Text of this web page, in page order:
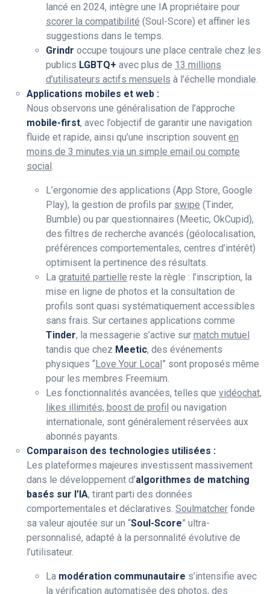
lancé en 2024, intègre une IA propriétaire pour
scorer la compatibilité (Soul-Score) et affiner les
suggestions dans le temps.
Grindr occupe toujours une place centrale chez les
publics LGBTQ+ avec plus de 13 millions
d’utilisateurs actifs mensuels à l’échelle mondiale.
Applications mobiles et web :
Nous observons une généralisation de l’approche
mobile-first, avec l’objectif de garantir une navigation
fluide et rapide, ainsi qu’une inscription souvent en
moins de 3 minutes via un simple email ou compte
social .
L’ergonomie des applications (App Store, Google
Play), la gestion de profils par swipe (Tinder,
Bumble) ou par questionnaires (Meetic, OkCupid),
des filtres de recherche avancés (géolocalisation,
préférences comportementales, centres d’intérêt)
optimisent la pertinence des résultats.
La gratuité partielle reste la règle : l’inscription, la
mise en ligne de photos et la consultation de
profils sont quasi systématiquement accessibles
sans frais. Sur certaines applications comme
Tinder, la messagerie s’active sur match mutuel
tandis que chez Meetic, des événements
physiques “Love Your Local ” sont proposés même
pour les membres Freemium.
Les fonctionnalités avancées, telles que vidéochat,
likes illimités, boost de profil ou navigation
internationale, sont généralement réservées aux
abonnés payants.
Comparaison des technologies utilisées :
Les plateformes majeures investissent massivement
dans le développement d’algorithmes de matching
basés sur l’IA, tirant parti des données
comportementales et déclaratives. Soulmatcher fonde
sa valeur ajoutée sur un “Soul-Score” ultra-
personnalisé, adapté à la personnalité évolutive de
l’utilisateur.
La modération communautaire s’intensifie avec
la vérification automatisée des photos, des